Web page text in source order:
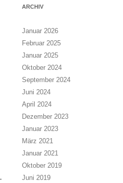
ARCHIV
Januar 2026
Februar 2025
Januar 2025
Oktober 2024
September 2024
Juni 2024
April 2024
Dezember 2023
Januar 2023
März 2021
Januar 2021
Oktober 2019
Juni 2019